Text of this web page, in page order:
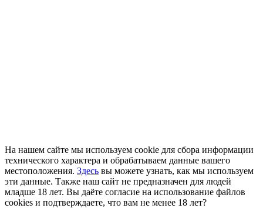
На нашем сайте мы используем cookie для сбора информации
технического характера и обрабатываем данные вашего
местоположения. Здесь вы можете узнать, как мы используем
эти данные. Также наш сайт не предназначен для людей
младше 18 лет. Вы даёте согласие на использование файлов
cookies и подтверждаете, что вам не менее 18 лет?